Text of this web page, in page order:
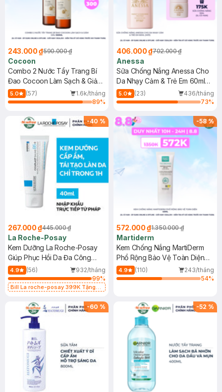
243.000 ₫590.000 ₫
Cocoon
Combo 2 Nước Tẩy Trang Bí
Đao Cocoon Làm Sạch & Giảm
Dầu 500ml
5.0 (57)
1.6k/tháng
89%
406.000 ₫702.000 ₫
Anessa
Sữa Chống Nắng Anessa Cho
Da Nhạy Cảm & Trẻ Em 60ml
(Mới)
5.0 (23)
436/tháng
73%
-40 %
267.000 ₫445.000 ₫
La Roche-Posay
Kem Dưỡng La Roche-Posay
Giúp Phục Hồi Da Đa Công
Dụng 40ml
4.9 (56)
932/tháng
99%
Bill La roche-posay 399K Tặng
(SL có hạn)
-58%
572.000 ₫1.350.000 ₫
Martiderm
Kem Chống Nắng MartiDerm
Phổ Rộng Bảo Vệ Toàn Diện
40ml
4.9 (110)
243/tháng
54%
-60 % -52 %